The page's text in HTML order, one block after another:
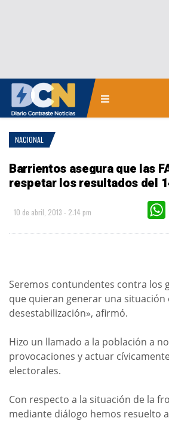
NACIONAL
Barrientos asegura que las
respetar los resultados del
10 de abril, 2013 - 2:14 pm
Seremos contundentes contra los
que quieran generar una situación
desestabilización», afirmó.
Hizo un llamado a la población a
provocaciones y actuar
electorales.
Con respecto a la situación de la
mediante diálogo hemos resuelto